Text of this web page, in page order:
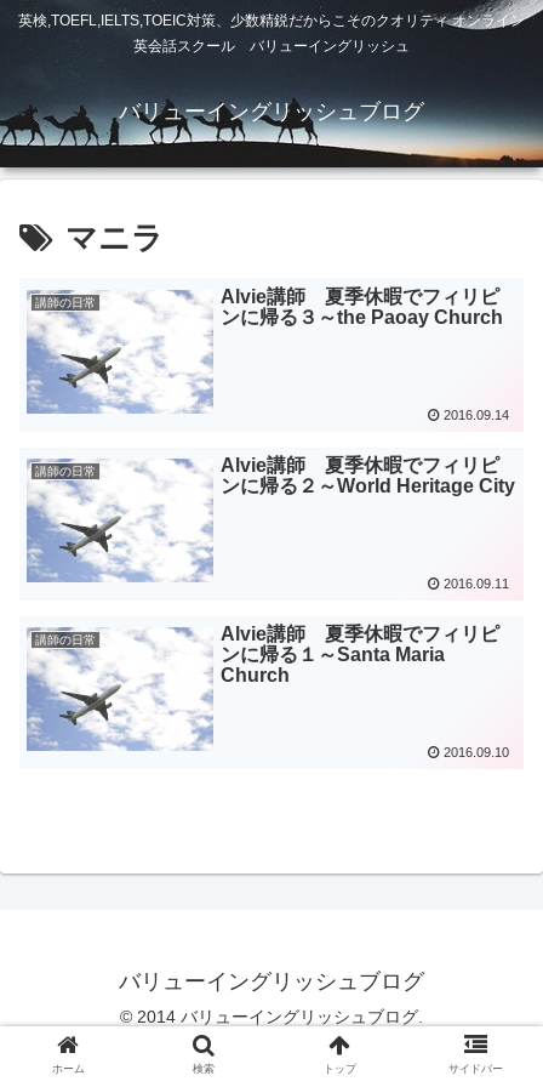
英検,TOEFL,IELTS,TOEIC対策、少数精鋭だからこそのクオリティ オンライン
英会話スクール バリューイングリッシュ
バリューイングリッシュブログ
マニラ
講師の日常
Alvie講師 夏季休暇でフィリピ
ンに帰る３～the Paoay Church
2016.09.14
講師の日常
Alvie講師 夏季休暇でフィリピ
ンに帰る２～World Heritage City
2016.09.11
講師の日常
Alvie講師 夏季休暇でフィリピ
ンに帰る１～Santa Maria
Church
2016.09.10
バリューイングリッシュブログ
© 2014 バリューイングリッシュブログ.
ホーム 検索 トップ サイドバー